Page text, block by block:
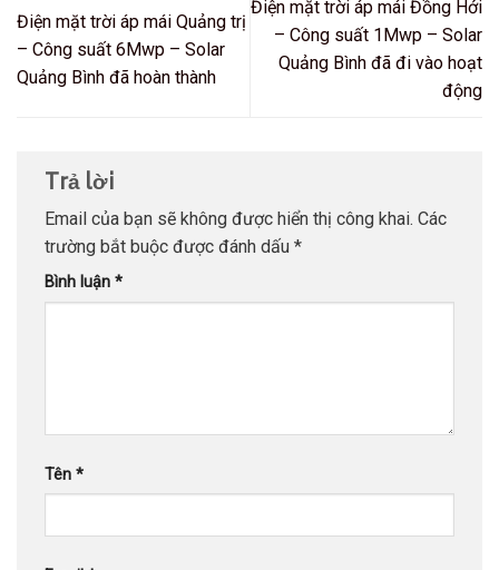
Điện mặt trời áp mái Quảng trị
– Công suất 6Mwp – Solar
Quảng Bình đã hoàn thành
Điện mặt trời áp mái Đồng Hới
– Công suất 1Mwp – Solar
Quảng Bình đã đi vào hoạt
động
Trả lời
Email của bạn sẽ không được hiển thị công khai. Các
trường bắt buộc được đánh dấu *
Bình luận *
Tên *